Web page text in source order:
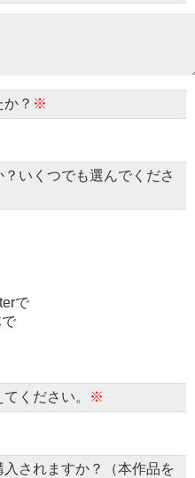
？ ※
いくつでも選んでくださ
で
ください。 ※
されますか？（本作品を